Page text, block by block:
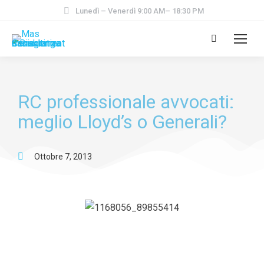
Lunedì – Venerdì 9:00 AM– 18:30 PM
RC professionale avvocati:
meglio Lloyd’s o Generali?
Ottobre 7, 2013